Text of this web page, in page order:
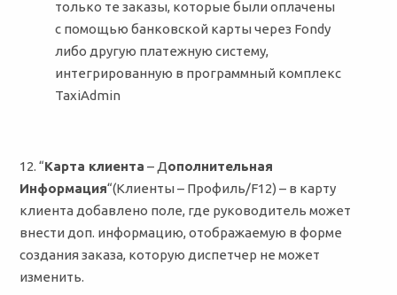
только те заказы, которые были оплачены
с помощью банковской карты через Fondy
либо другую платежную систему,
интегрированную в программный комплекс
TaxiAdmin
12. “Карта клиента – Дополнительная
Информация“(Клиенты – Профиль/F12) – в карту
клиента добавлено поле, где руководитель может
внести доп. информацию, отображаемую в форме
создания заказа, которую диспетчер не может
изменить.